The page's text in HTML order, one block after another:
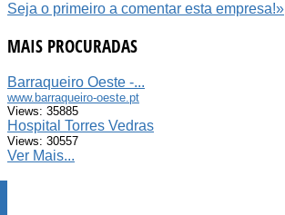
Seja o primeiro a comentar esta empresa!»
MAIS PROCURADAS
Barraqueiro Oeste -...
www.barraqueiro-oeste.pt
Views: 35885
Hospital Torres Vedras
Views: 30557
Ver Mais...